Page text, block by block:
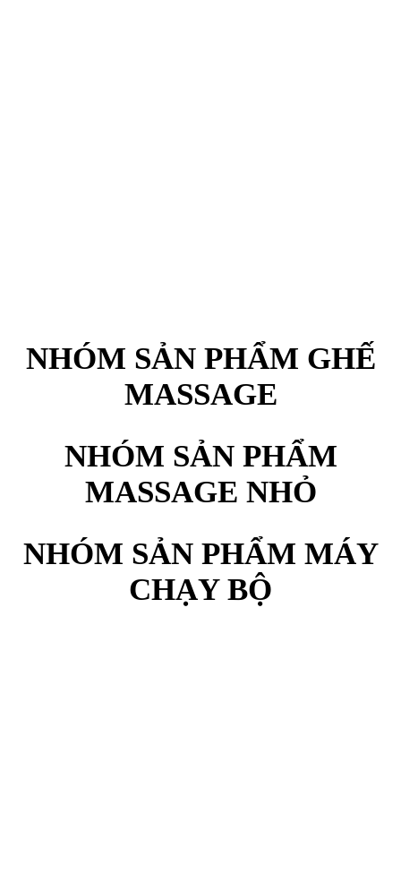
NHÓM SẢN PHẨM GHẾ
MASSAGE
NHÓM SẢN PHẨM
MASSAGE NHỎ
NHÓM SẢN PHẨM MÁY
CHẠY BỘ